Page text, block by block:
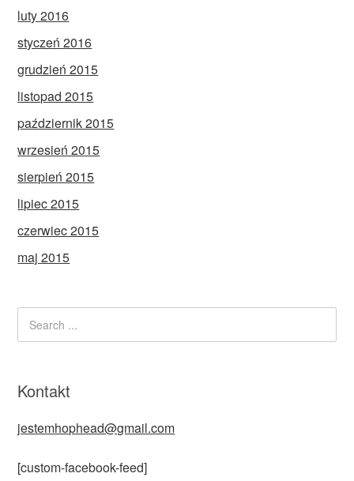
luty 2016
styczeń 2016
grudzień 2015
listopad 2015
październik 2015
wrzesień 2015
sierpień 2015
lipiec 2015
czerwiec 2015
maj 2015
Kontakt
jestemhophead@gmail.com
[custom-facebook-feed]